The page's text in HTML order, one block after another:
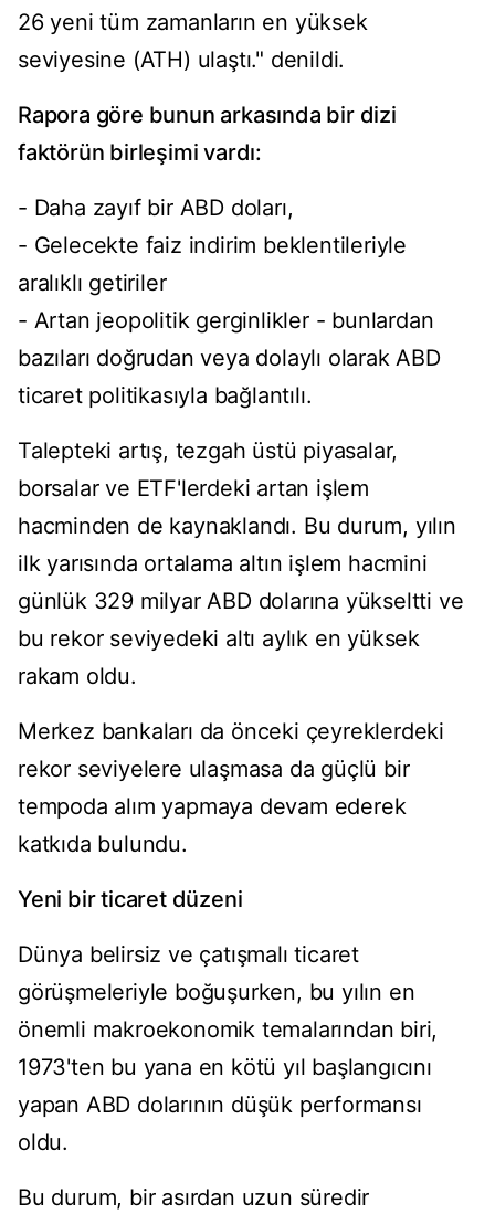
26 yeni tüm zamanların en yüksek
seviyesine (ATH) ulaştı." denildi.
Rapora göre bunun arkasında bir dizi
faktörün birleşimi vardı:
- Daha zayıf bir ABD doları,
- Gelecekte faiz indirim beklentileriyle
aralıklı getiriler
- Artan jeopolitik gerginlikler - bunlardan
bazıları doğrudan veya dolaylı olarak ABD
ticaret politikasıyla bağlantılı.
Talepteki artış, tezgah üstü piyasalar,
borsalar ve ETF'lerdeki artan işlem
hacminden de kaynaklandı. Bu durum, yılın
ilk yarısında ortalama altın işlem hacmini
günlük 329 milyar ABD dolarına yükseltti ve
bu rekor seviyedeki altı aylık en yüksek
rakam oldu.
Merkez bankaları da önceki çeyreklerdeki
rekor seviyelere ulaşmasa da güçlü bir
tempoda alım yapmaya devam ederek
katkıda bulundu.
Yeni bir ticaret düzeni
Dünya belirsiz ve çatışmalı ticaret
görüşmeleriyle boğuşurken, bu yılın en
önemli makroekonomik temalarından biri,
1973'ten bu yana en kötü yıl başlangıcını
yapan ABD dolarının düşük performansı
oldu.
Bu durum, bir asırdan uzun süredir